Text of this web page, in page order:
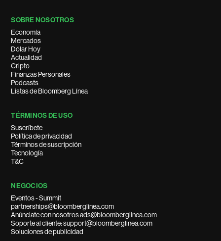
SOBRE NOSOTROS
Economía
Mercados
Dólar Hoy
Actualidad
Cripto
Finanzas Personales
Podcasts
Listas de Bloomberg Línea
TÉRMINOS DE USO
Suscríbete
Política de privacidad
Términos de suscripción
Tecnología
T&C
NEGOCIOS
Eventos - Summit
partnerships@bloomberglinea.com
Anúnciate con nosotros ads@bloomberglinea.com
Soporte al cliente: support@bloomberglinea.com
Soluciones de publicidad